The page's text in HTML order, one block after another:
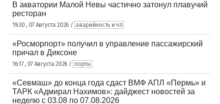
В акватории Малой Невы частично затонул плавучий
ресторан
19:30 , 07 Августа 2026 / аварийность и чп
«Росморпорт» получил в управление пассажирский
причал в Диксоне
16:17 , 07 Августа 2026 / порты
«Севмаш» до конца года сдаст ВМФ АПЛ «Пермь» и
ТАРК «Адмирал Нахимов»: дайджест новостей за
неделю с 03.08 по 07.08.2026